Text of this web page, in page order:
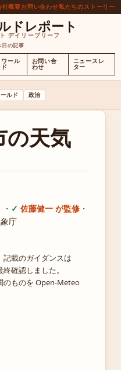
社概要お問い合わせ私たちのストーリー
ドレポート
デイリーブリーフ
の記事
ワール
ド
お問い合
わせ
ニュースレ
ター
ールド 政治
の天気
・ 佐藤健一 が監修 ・
象庁
記載のガイダンスは
確認しました。
のものを Open-Meteo